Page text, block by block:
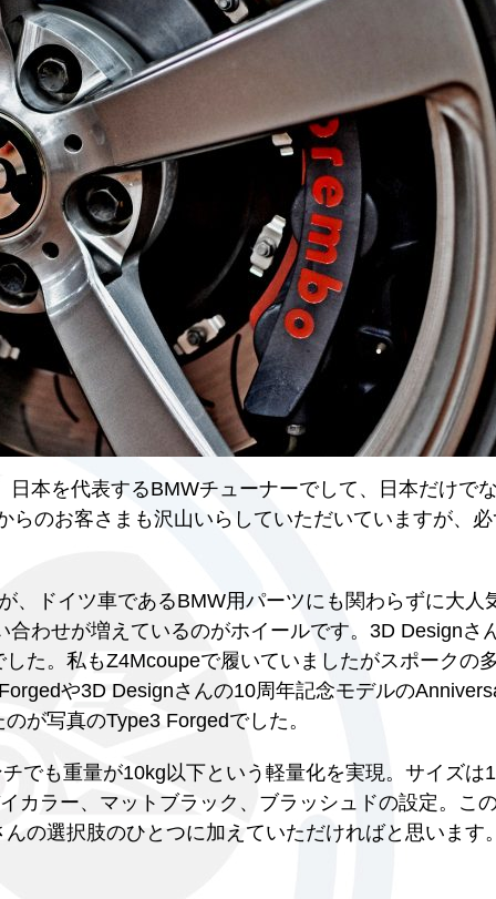
本を代表するBMWチューナーでして、日本だけで
のお客さまも沢山いらしていただいていますが、
、ドイツ車であるBMW用パーツにも関わらずに大人
わせが増えているのがホイールです。3D Designさ
た。私もZ4Mcoupeで履いていましたがスポークの
や3D Designさんの10周年記念モデルの
が写真のType3 Forgedでした。
でも重量が10kg以下という軽量化を実現。サイズは
カラー、マットブラック、ブラッシュドの設定。こ
の選択肢のひとつに加えていただければと思います